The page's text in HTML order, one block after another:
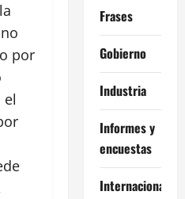
por
el
Frases
Gobierno
Industria
Informes y
encuestas
Internacional